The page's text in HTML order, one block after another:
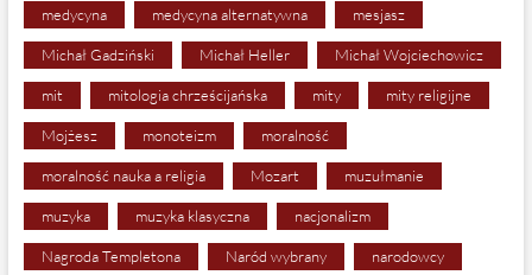
medycyna medycyna alternatywna mesjasz
Michał Gadziński Michał Heller Michał Wojciechowicz
mit mitologia chrześcijańska mity mity religijne
Mojżesz monoteizm moralność
moralność nauka a religia Mozart muzułmanie
muzyka muzyka klasyczna nacjonalizm
Nagroda Templetona Naród wybrany narodowcy